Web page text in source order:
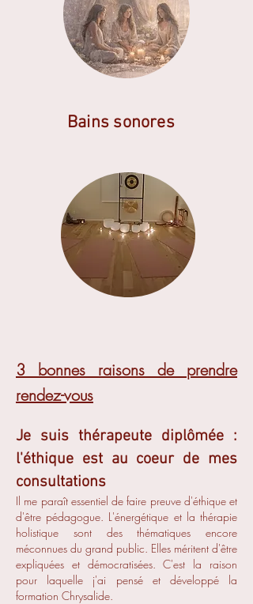
Bains sonores
3 bonnes raisons de prendre
rendez-vous
Je suis thérapeute diplômée :
l'éthique est au coeur de mes
consultations
Il me paraît essentiel de faire preuve d'éthique et
d'être pédagogue. L'énergétique et la thérapie
holistique sont des thématiques encore
méconnues du grand public. Elles méritent d'être
expliquées et démocratisées. C'est la raison
pour laquelle j'ai pensé et développé la
formation Chrysalide.